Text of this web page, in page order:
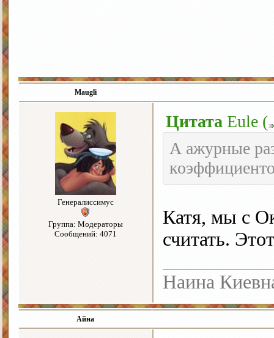
Maugli
Генералиссимус
Группа: Модераторы
Сообщений: 4071
Цитата Eule (
А ажурные
Катя, мы с
считать.
Наина
Айна